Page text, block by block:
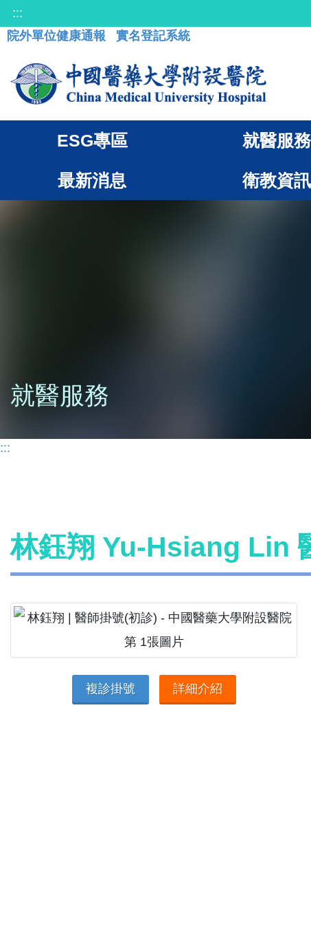
:::
院外單位健康通報
實名登記系統
ESG專區 就醫服務
最新消息 衛教資訊
就醫服務
:::
林鈺翔 Yu-Hsiang Lin
複診掛號 詳細介紹